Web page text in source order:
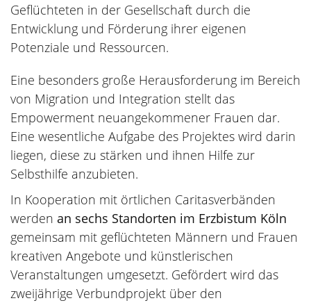
Geflüchteten in der Gesellschaft durch die
Entwicklung und Förderung ihrer eigenen
Potenziale und Ressourcen.
Eine besonders große Herausforderung im Bereich
von Migration und Integration stellt das
Empowerment neuangekommener Frauen dar.
Eine wesentliche Aufgabe des Projektes wird darin
liegen, diese zu stärken und ihnen Hilfe zur
Selbsthilfe anzubieten.
In Kooperation mit örtlichen Caritasverbänden
werden an sechs Standorten im Erzbistum Köln
gemeinsam mit geflüchteten Männern und Frauen
kreativen Angebote und künstlerischen
Veranstaltungen umgesetzt. Gefördert wird das
zweijährige Verbundprojekt über den